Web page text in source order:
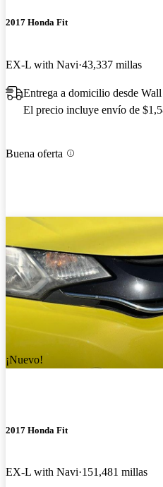
2017 Honda Fit
EX-L with Navi 43,337 millas
Entrega a domicilio desde
El precio incluye envío de
Buena oferta
¡Nuevo!
2017 Honda Fit
EX-L with Navi 151,481 millas